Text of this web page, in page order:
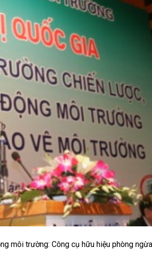
môi trường: Công cụ hữu hiệu phòng